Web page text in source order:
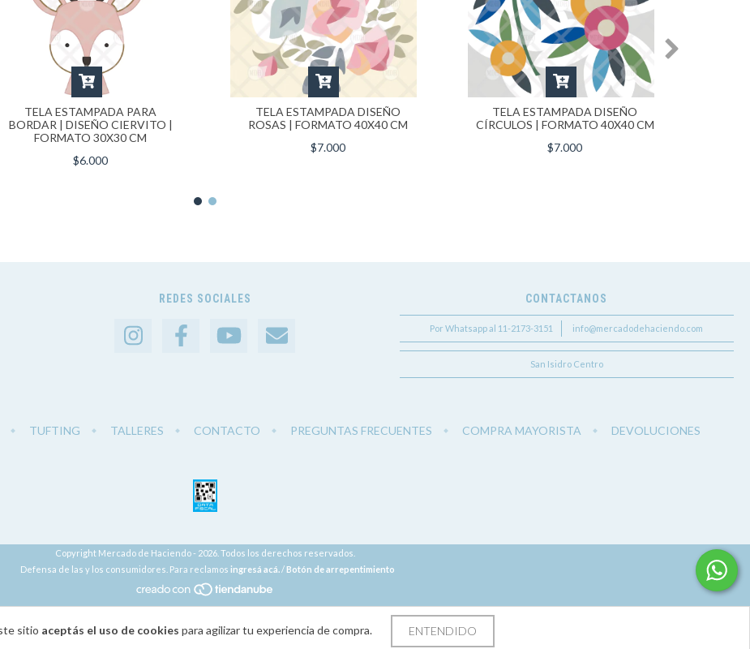
sitio aceptás el uso de cookies para agilizar tu experiencia de compra. ENTENDIDO
TELA ESTAMPADA PARA
BORDAR | DISEÑO CIERVITO |
FORMATO 30X30 CM
$6.000
TELA ESTAMPADA DISEÑO
ROSAS | FORMATO 40X40 CM
$7.000
TELA ESTAMPADA DISEÑO
CÍRCULOS | FORMATO 40X40 CM
$7.000
REDES SOCIALES CONTACTANOS
Por Whatsapp al 11-2173-3151 info@mercadodehaciendo.com
San Isidro Centro
TUFTING TALLERES CONTACTO PREGUNTAS FRECUENTES COMPRA MAYORISTA DEVOLUCIONES
Copyright Mercado de Haciendo - 2026. Todos los derechos reservados.
Defensa de las y los consumidores. Para reclamos ingresá acá. /Botón de arrepentimiento